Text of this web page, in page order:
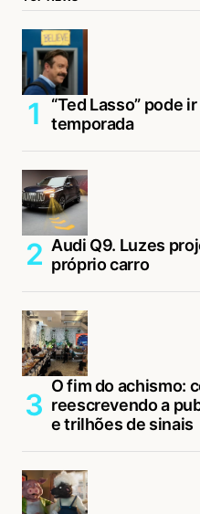
“Ted Lasso” pode
temporada
Audi Q9. Luzes
próprio carro
O fim do achismo:
reescrevendo a
e trilhões de sinais